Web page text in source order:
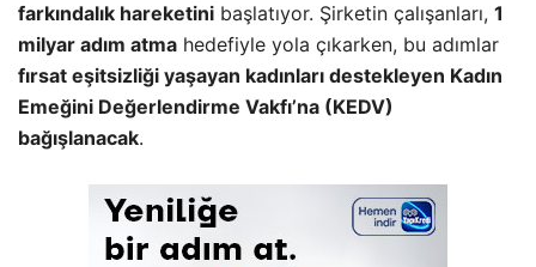
farkındalık hareketini başlatıyor. Şirketin çalışanları, 1
milyar adım atma hedefiyle yola çıkarken, bu adımlar
fırsat eşitsizliği yaşayan kadınları destekleyen Kadın
Emeğini Değerlendirme Vakfı’na (KEDV)
bağışlanacak.